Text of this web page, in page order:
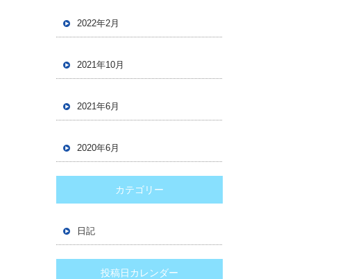
2022年2月
2021年10月
2021年6月
2020年6月
カテゴリー
日記
投稿日カレンダー